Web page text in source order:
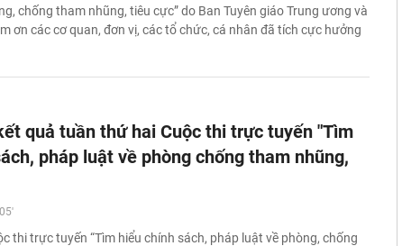
chống tham nhũng, tiêu cực” do Ban Tuyên giáo Trung ương và
ơn các cơ quan, đơn vị, các tổ chức, cá nhân đã tích cực hưởng
quả tuần thứ hai Cuộc thi trực tuyến "Tìm
pháp luật về phòng chống tham nhũng,
thi trực tuyến “Tìm hiểu chính sách, pháp luật về phòng, chống